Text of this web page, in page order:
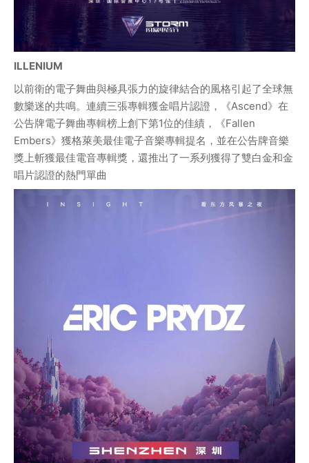
ILLENIUM
以前衛的電子舞曲與極具張力的旋律結合的風格引起了全球無
數樂迷的共鳴。連續三張專輯獲金唱片認證，《Ascend》在
公告牌電子舞曲專輯榜上創下第1位的佳績，《Fallen
Embers》獲格萊美最佳電子音樂專輯提名，並在公告牌音樂
獎上斬獲最佳電音專輯獎，還推出了一系列獲得了雙白金和金
唱片認證的熱門單曲